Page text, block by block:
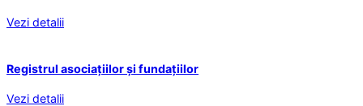
Vezi detalii
Registrul asociațiilor și fundațiilor
Vezi detalii